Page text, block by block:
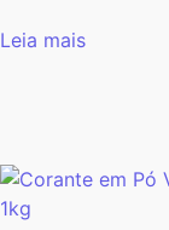
Leia mais